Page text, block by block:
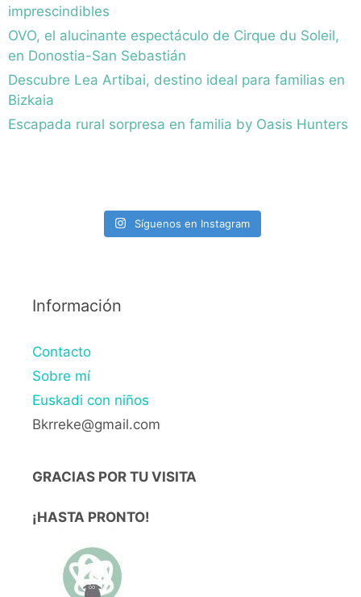
imprescindibles
OVO, el alucinante espectáculo de Cirque du Soleil,
en Donostia-San Sebastián
Descubre Lea Artibai, destino ideal para familias en
Bizkaia
Escapada rural sorpresa en familia by Oasis Hunters
Síguenos en Instagram
Información
Contacto
Sobre mí
Euskadi con niños
Bkrreke@gmail.com
GRACIAS POR TU VISITA
¡HASTA PRONTO!